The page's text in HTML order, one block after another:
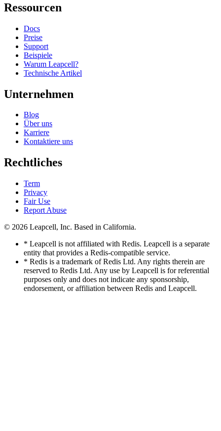
Ressourcen
Docs
Preise
Support
Beispiele
Warum Leapcell?
Technische Artikel
Unternehmen
Blog
Über uns
Karriere
Kontaktiere uns
Rechtliches
Term
Privacy
Fair Use
Report Abuse
© 2026 Leapcell, Inc. Based in California.
* Leapcell is not affiliated with Redis. Leapcell is a separate
entity that provides a Redis-compatible service.
* Redis is a trademark of Redis Ltd. Any rights therein are
reserved to Redis Ltd. Any use by Leapcell is for referential
purposes only and does not indicate any sponsorship,
endorsement, or affiliation between Redis and Leapcell.